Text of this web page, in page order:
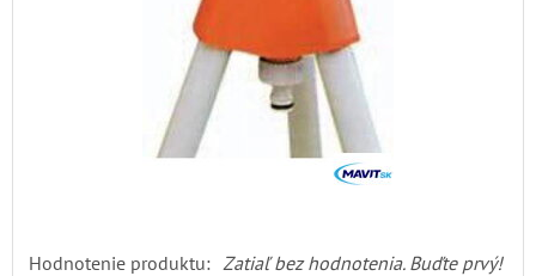
Hodnotenie produktu: Zatiaľ bez hodnotenia. Buďte prvý!